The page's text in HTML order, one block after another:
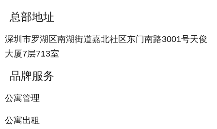
总部地址
深圳市罗湖区南湖街道嘉北社区东门南路3001号天俊
大厦7层713室
品牌服务
公寓管理
公寓出租